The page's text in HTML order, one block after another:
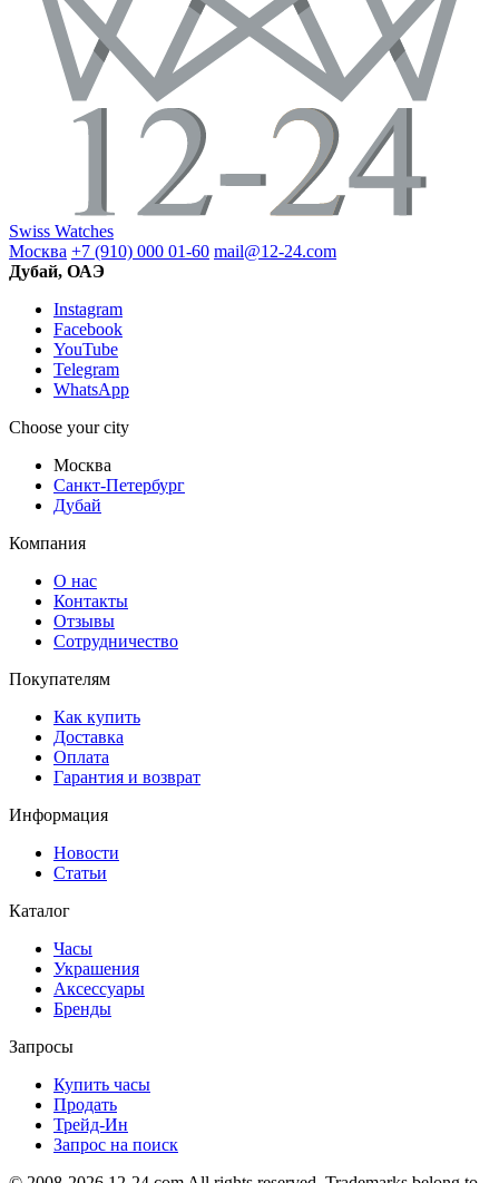
Swiss Watches
Москва +7 (910) 000 01-60 mail@12-24.com
Дубай, ОАЭ
Instagram
Facebook
YouTube
Telegram
WhatsApp
Choose your city
Москва
Санкт-Петербург
Дубай
Компания
О нас
Контакты
Отзывы
Сотрудничество
Покупателям
Как купить
Доставка
Оплата
Гарантия и возврат
Информация
Новости
Статьи
Каталог
Часы
Украшения
Аксессуары
Бренды
Запросы
Купить часы
Продать
Трейд-Ин
Запрос на поиск